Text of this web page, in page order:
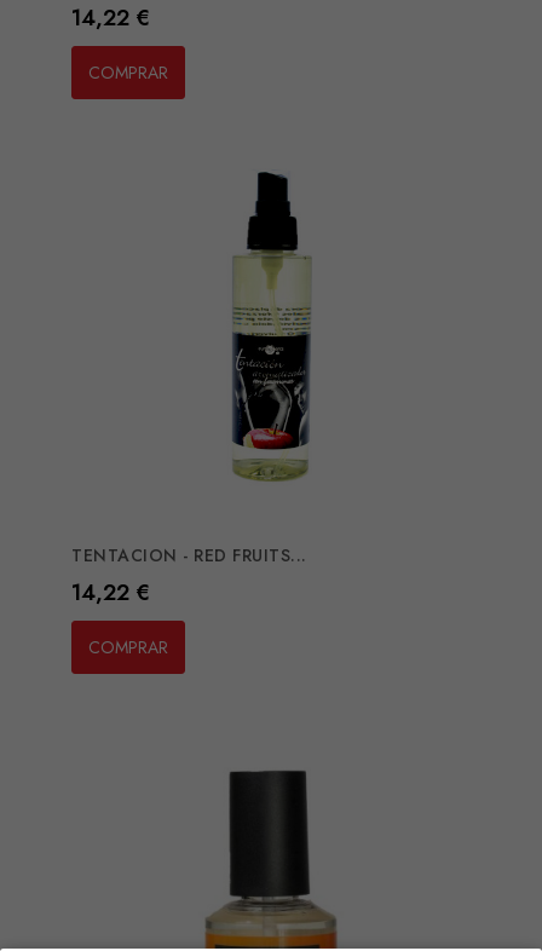
Preço
14,22 €
COMPRAR
TENTACION - RED FRUITS...
Preço
14,22 €
COMPRAR